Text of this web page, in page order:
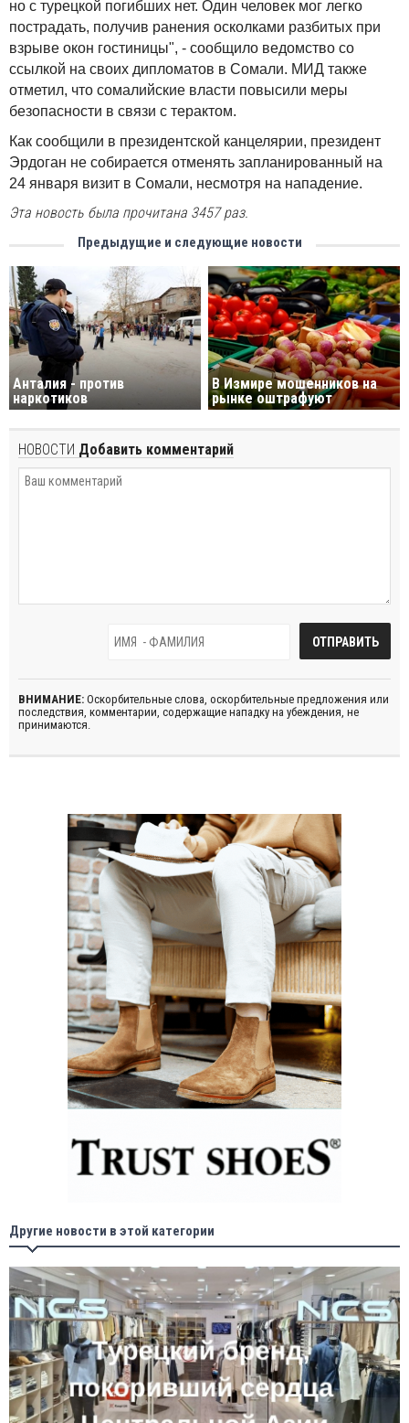
но с турецкой погибших нет. Один человек мог легко
пострадать, получив ранения осколками разбитых при
взрыве окон гостиницы", - сообщило ведомство со
ссылкой на своих дипломатов в Сомали. МИД также
отметил, что сомалийские власти повысили меры
безопасности в связи с терактом.
Как сообщили в президентской канцелярии, президент
Эрдоган не собирается отменять запланированный на
24 января визит в Сомали, несмотря на нападение.
Эта новость была прочитана 3457 раз.
Предыдущие и следующие новости
Анталия - против
наркотиков
В Измире мошенников на
рынке оштрафуют
НОВОСТИ Добавить комментарий
ВНИМАНИЕ: Оскорбительные слова, оскорбительные предложения или
последствия, комментарии, содержащие нападку на убеждения, не
принимаются.
Другие новости в этой категории